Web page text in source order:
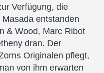
Verfügung, die
entstanden
& Wood, Marc Ribot
dran. Der
Originalen pflegt,
von ihm erwarten